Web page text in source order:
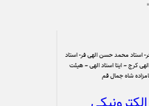
استاد محمد حسن الهی فر- استاد
کرج – ایتا استاد الهی – هیئت
شاه جمال قم